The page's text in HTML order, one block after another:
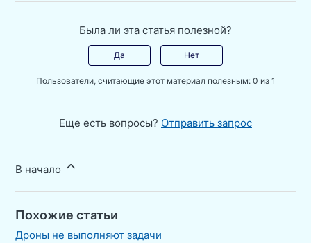
Была ли эта статья полезной?
Да Нет
Пользователи, считающие этот материал полезным: 0 из 1
Еще есть вопросы? Отправить запрос
В начало
Похожие статьи
Дроны не выполняют задачи